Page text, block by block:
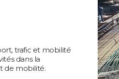
trafic et mobilité
dans la
de mobilité.